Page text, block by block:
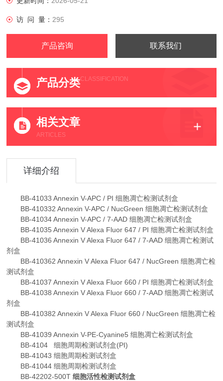
访 问 量： 295
产品咨询 联系我们
产品分类CLASSIFICATION
相关文章
ARTICLES
详细介绍
BB-41033 Annexin V-APC / PI 细胞凋亡检测试剂盒
BB-410332 Annexin V-APC / NucGreen 细胞凋亡检测试剂盒
BB-41034 Annexin V-APC / 7-AAD 细胞凋亡检测试剂盒
BB-41035 Annexin V Alexa Fluor 647 / PI 细胞凋亡检测试剂盒
BB-41036 Annexin V Alexa Fluor 647 / 7-AAD 细胞凋亡检测试
剂盒
BB-410362 Annexin V Alexa Fluor 647 / NucGreen 细胞凋亡检
测试剂盒
BB-41037 Annexin V Alexa Fluor 660 / PI 细胞凋亡检测试剂盒
BB-41038 Annexin V Alexa Fluor 660 / 7-AAD 细胞凋亡检测试
剂盒
BB-410382 Annexin V Alexa Fluor 660 / NucGreen 细胞凋亡检
测试剂盒
BB-41039 Annexin V-PE-Cyanine5 细胞凋亡检测试剂盒
BB-4104 细胞周期检测试剂盒(PI)
BB-41043 细胞周期检测试剂盒
BB-41044 细胞周期检测试剂盒
BB-42202-500T细胞活性检测试剂盒